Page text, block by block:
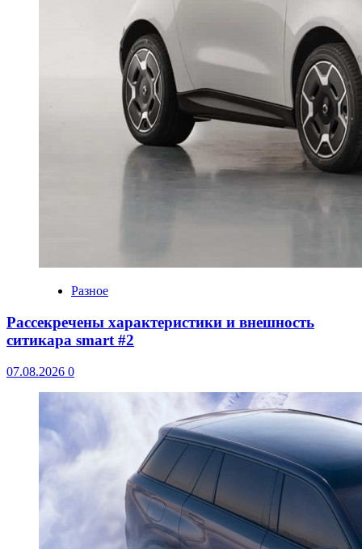
Разное
Рассекречены характеристики и внешность
ситикара smart #2
07.08.2026 0